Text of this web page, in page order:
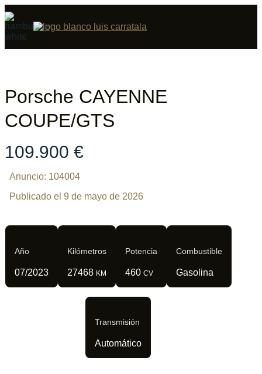
Compartir
Porsche CAYENNE
COUPE/GTS
109.900 €
Anuncio: 104004
Publicado el 9 de mayo de 2026
Año
07/2023
Kilómetros
27468 KM
Potencia
460 CV
Combustible
Gasolina
Transmisión
Automático